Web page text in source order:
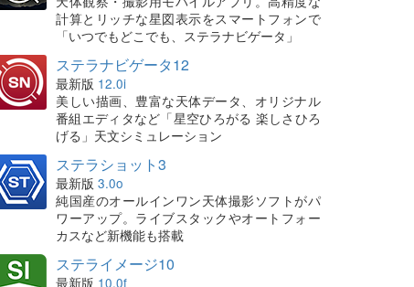
計算とリッチな星図表示をスマートフォンで
「いつでもどこでも、ステラナビゲータ」
ステラナビゲータ12
最新版 12.0i
美しい描画、豊富な天体データ、オリジナル
番組エディタなど「星空ひろがる 楽しさひろ
げる」天文シミュレーション
ステラショット3
最新版 3.0o
純国産のオールインワン天体撮影ソフトがパ
ワーアップ。ライブスタックやオートフォー
カスなど新機能も搭載
ステライメージ10
最新版 10.0f